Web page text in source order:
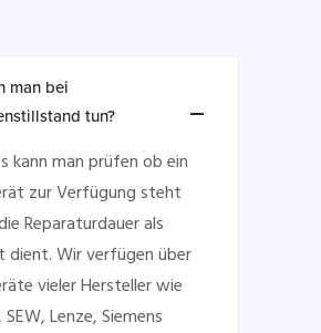
man bei
tun?
kann man prüfen ob ein
zur Verfügung steht
Reparaturdauer als
dient. Wir verfügen über
vieler Hersteller wie
Lenze, Siemens